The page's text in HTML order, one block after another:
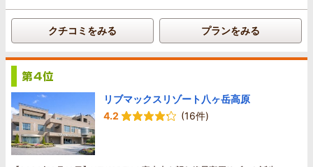
クチコミをみる プランをみる
リブマックスリゾート八ヶ岳高原
4.2
(16件)